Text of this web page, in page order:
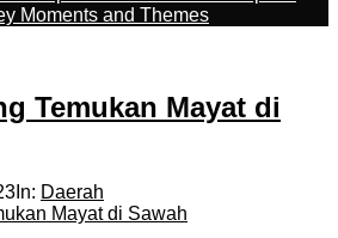
Moments and Themes
Temukan Mayat di
In: Daerah